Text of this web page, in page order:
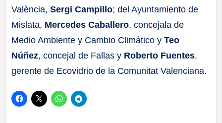
València,Sergi Campillo; del Ayuntamiento de
Mislata, Mercedes Caballero, concejala de
Medio Ambiente y Cambio Climático y Teo
Núñez, concejal de Fallas y Roberto Fuentes,
gerente de Ecovidrio de la Comunitat Valenciana.